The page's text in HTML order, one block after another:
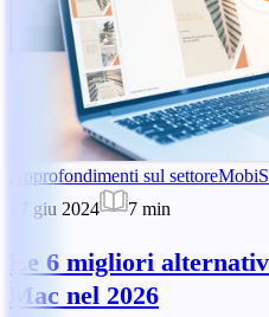
Approfondimenti sul settore
17 giu 2024
7 min
Le 6 migliori
Mac nel 2026